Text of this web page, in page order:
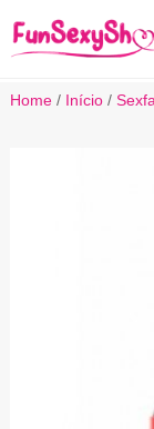
Home/ Início/